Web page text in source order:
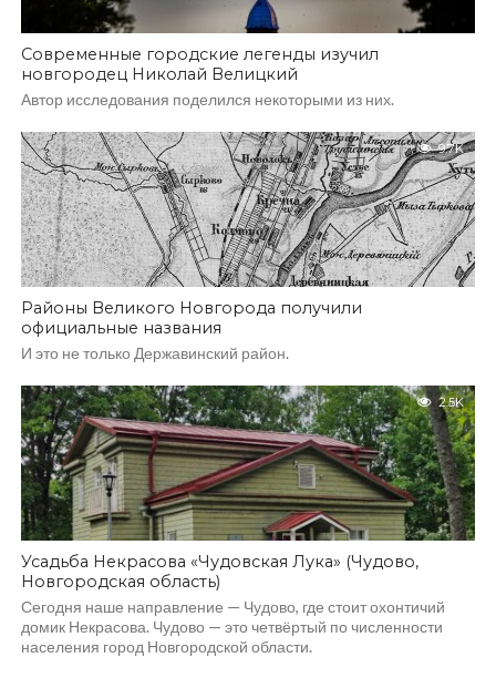
Современные городские легенды изучил
новгородец Николай Велицкий
Автор исследования поделился некоторыми из них.
9.7K
Районы Великого Новгорода получили
официальные названия
И это не только Державинский район.
2.5K
Усадьба Некрасова «Чудовская Лука» (Чудово,
Новгородская область)
Сегодня наше направление — Чудово, где стоит охонтичий
домик Некрасова. Чудово — это четвёртый по численности
населения город Новгородской области.